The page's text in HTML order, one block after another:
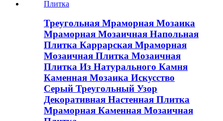
Треугольная Мраморная Мозаика
Мраморная Мозаичная Напольная
Плитка Каррарская Мраморная
Мозаичная Плитка Мозаичная
Плитка Из Натурального Камня
Каменная Мозаика Искусство
Серый Треугольный Узор
Декоративная Настенная Плитка
Мраморная Каменная Мозаичная